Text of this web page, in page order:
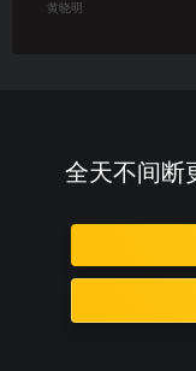
黄晓明
全天不间断